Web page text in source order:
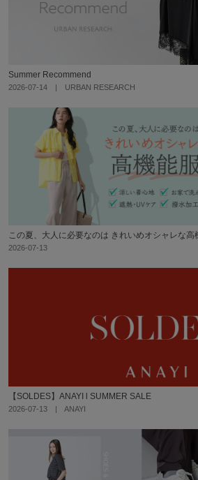
Summer Recommend
2026-07-14 | URBAN RESEARCH
この夏、大人に必要なのは きれいめオシャレな高
2026-07-13
【SOLDES】ANAYI l SUMMER SALE
2026-07-13 | ANAYI